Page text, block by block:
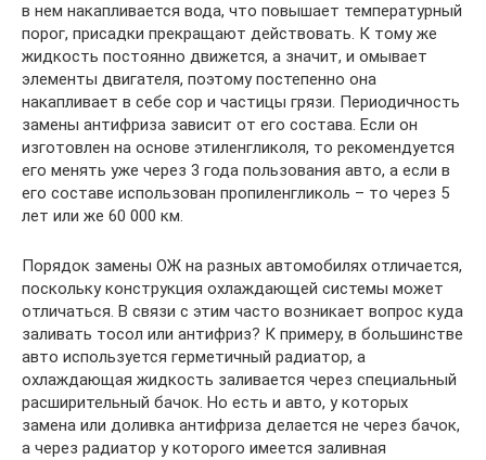
в нем накапливается вода, что повышает температурный
порог, присадки прекращают действовать. К тому же
жидкость постоянно движется, а значит, и омывает
элементы двигателя, поэтому постепенно она
накапливает в себе сор и частицы грязи. Периодичность
замены антифриза зависит от его состава. Если он
изготовлен на основе этиленгликоля, то рекомендуется
его менять уже через 3 года пользования авто, а если в
его составе использован пропиленгликоль – то через 5
лет или же 60 000 км.
Порядок замены ОЖ на разных автомобилях отличается,
поскольку конструкция охлаждающей системы может
отличаться. В связи с этим часто возникает вопрос куда
заливать тосол или антифриз? К примеру, в большинстве
авто используется герметичный радиатор, а
охлаждающая жидкость заливается через специальный
расширительный бачок. Но есть и авто, у которых
замена или доливка антифриза делается не через бачок,
а через радиатор у которого имеется заливная